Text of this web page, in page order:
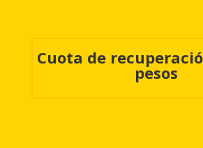
Cuota de
pesos